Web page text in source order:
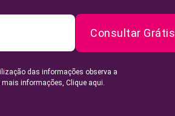
Consultar Grátis
das informações observa a
mais informações, Clique aqui.